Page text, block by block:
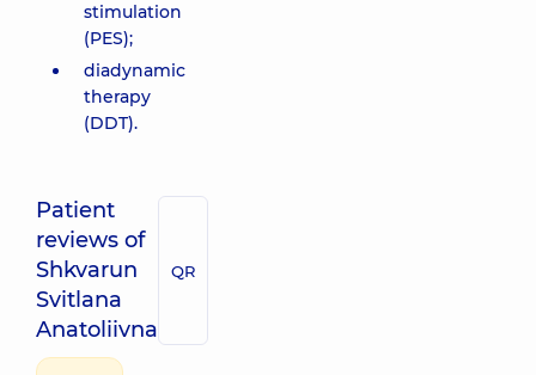
stimulation
(PES);
diadynamic
therapy
(DDT).
Patient
reviews of
Shkvarun
Svitlana
Anatoliivna
QR